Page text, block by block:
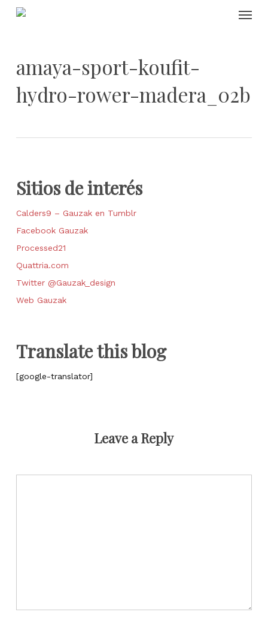
Skip
amaya-sport-koufit-
hydro-rower-madera_02b
Sitios de interés
Calders9 – Gauzak en Tumblr
Facebook Gauzak
Processed21
Quattria.com
Twitter @Gauzak_design
Web Gauzak
Translate this blog
[google-translator]
Leave a Reply